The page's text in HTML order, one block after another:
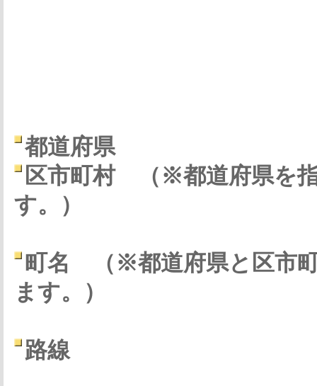
都道府県
区市町村
（※都道府県を
す。）
町名
（※都道府県と区市
ます。）
路線